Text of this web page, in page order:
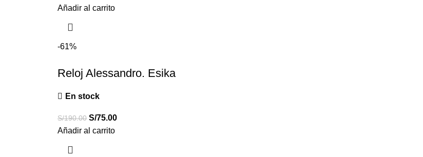
Añadir al carrito
-61%
Reloj Alessandro. Esika
En stock
S/190.00 S/75.00
Añadir al carrito